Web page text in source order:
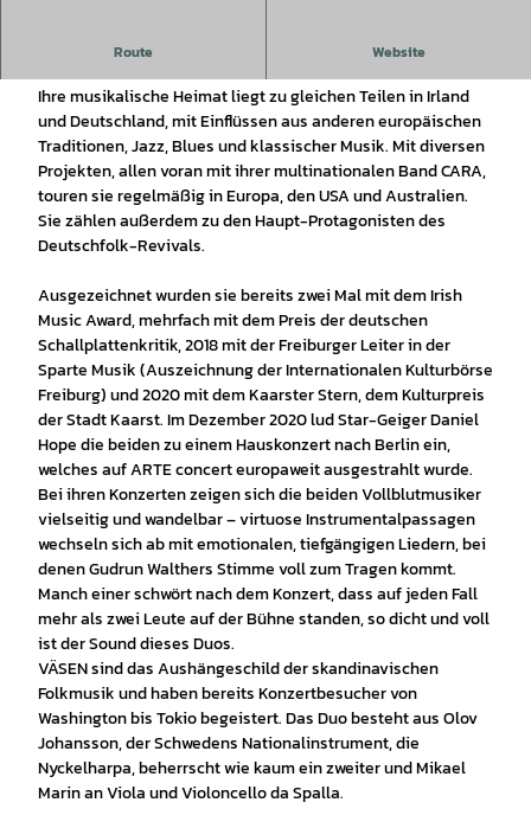
Route Website
Gudrun Walther und Jürgen Treyz sind zwei der gefragtesten
Ihre musikalische Heimat liegt zu gleichen Teilen in Irland
und Deutschland, mit Einflüssen aus anderen europäischen
Traditionen, Jazz, Blues und klassischer Musik. Mit diversen
Projekten, allen voran mit ihrer multinationalen Band CARA,
touren sie regelmäßig in Europa, den USA und Australien.
Sie zählen außerdem zu den Haupt-Protagonisten des
Deutschfolk-Revivals.
Ausgezeichnet wurden sie bereits zwei Mal mit dem Irish
Music Award, mehrfach mit dem Preis der deutschen
Schallplattenkritik, 2018 mit der Freiburger Leiter in der
Sparte Musik (Auszeichnung der Internationalen Kulturbörse
Freiburg) und 2020 mit dem Kaarster Stern, dem Kulturpreis
der Stadt Kaarst. Im Dezember 2020 lud Star-Geiger Daniel
Hope die beiden zu einem Hauskonzert nach Berlin ein,
welches auf ARTE concert europaweit ausgestrahlt wurde.
Bei ihren Konzerten zeigen sich die beiden Vollblutmusiker
vielseitig und wandelbar – virtuose Instrumentalpassagen
wechseln sich ab mit emotionalen, tiefgängigen Liedern, bei
denen Gudrun Walthers Stimme voll zum Tragen kommt.
Manch einer schwört nach dem Konzert, dass auf jeden Fall
mehr als zwei Leute auf der Bühne standen, so dicht und voll
ist der Sound dieses Duos.
VÄSEN sind das Aushängeschild der skandinavischen
Folkmusik und haben bereits Konzertbesucher von
Washington bis Tokio begeistert. Das Duo besteht aus Olov
Johansson, der Schwedens Nationalinstrument, die
Nyckelharpa, beherrscht wie kaum ein zweiter und Mikael
Marin an Viola und Violoncello da Spalla.